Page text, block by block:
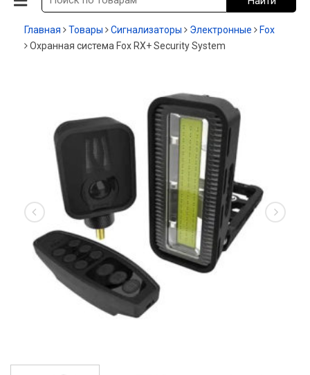
Главная Товары Сигнализаторы Электронные
Fox
Охранная система Fox RX+ Security System